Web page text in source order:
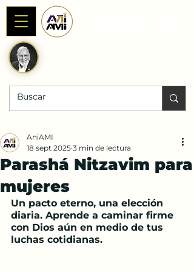
Parashá Nitzavim para
mujeres
AniAMI
18 sept 2025 3 min de lectura
Un pacto eterno, una elección
diaria. Aprende a caminar firme
con Dios aún en medio de tus
luchas cotidianas.